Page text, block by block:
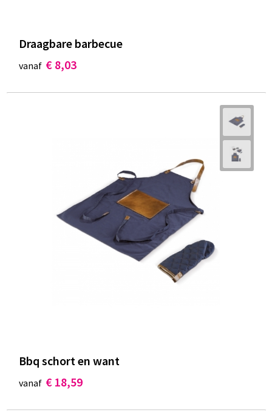
Draagbare barbecue
vanaf € 8,03
Bbq schort en want
vanaf € 18,59